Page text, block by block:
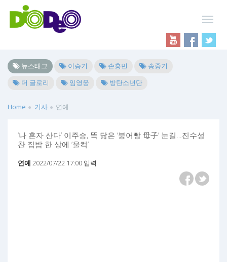
뉴스태그 이승기 손흥민
송중기
더 글로리
임영웅 방탄소년단
Home 기사 연예
‘나 혼자 산다’ 이주승, 똑 닮은 ‘붕어빵 母子’ 눈길…진수성
찬 집밥 한 상에 ‘울컥’
연예 2022/07/22 17:00 입력